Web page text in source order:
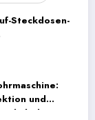
Steckdosen-
und